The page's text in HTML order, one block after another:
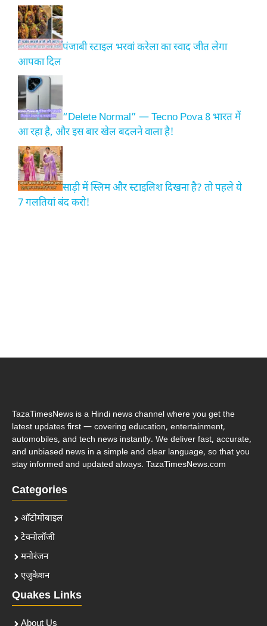
पंजाबी स्टाइल भरवां करेला का स्वाद जीत लेगा
आपका दिल
“Delete Normal” — Tecno Pova 8 भारत में
आ रहा है, और इस बार खेल बदलने वाला है!
साड़ी में स्लिम और स्टाइलिश दिखना है? तो पहले ये
7 गलतियां बंद करो!
TazaTimesNews is a Hindi news channel where you get the
latest updates first — covering education, entertainment,
automobiles, and tech news instantly. We deliver fast, accurate,
and unbiased news in a simple and clear language, so that you
stay informed and updated always. TazaTimesNews.com
Categories
ऑटोमोबाइल
टेक्नोलॉजी
मनोरंजन
एजुकेशन
Quakes Links
About Us